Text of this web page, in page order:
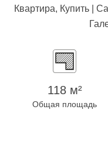
Квартира, Купить |
118 м²
Общая площадь